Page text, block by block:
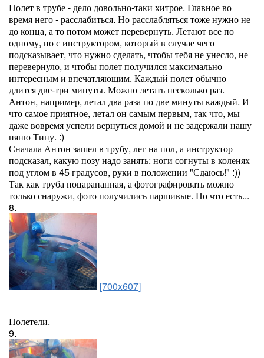
Полет в трубе - дело довольно-таки хитрое. Главное во
время него - расслабиться. Но расслабляться тоже нужно не
до конца, а то потом может перевернуть. Летают все по
одному, но с инструктором, который в случае чего
подсказывает, что нужно сделать, чтобы тебя не унесло, не
перевернуло, и чтобы полет получился максимально
интересным и впечатляющим. Каждый полет обычно
длится две-три минуты. Можно летать несколько раз.
Антон, например, летал два раза по две минуты каждый. И
что самое приятное, летал он самым первым, так что, мы
даже вовремя успели вернуться домой и не задержали нашу
няню Тину. :)
Сначала Антон зашел в трубу, лег на пол, а инструктор
подсказал, какую позу надо занять: ноги согнуты в коленях
под углом в 45 градусов, руки в положении "Сдаюсь!" :))
Так как труба поцарапанная, а фотографировать можно
только снаружи, фото получились паршивые. Но что есть...
8.
[700x607]
Полетели.
9.